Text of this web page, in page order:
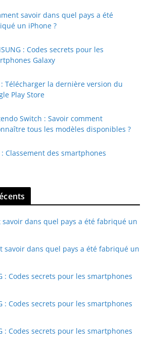
savoir dans quel pays a été
un iPhone ?
: Codes secrets pour les
Galaxy
: Télécharger la dernière version du
Play Store
Switch : Savoir comment
tous les modèles disponibles ?
: Classement des smartphones
savoir dans quel pays a été fabriqué un
savoir dans quel pays a été fabriqué un
: Codes secrets pour les smartphones
: Codes secrets pour les smartphones
: Codes secrets pour les smartphones